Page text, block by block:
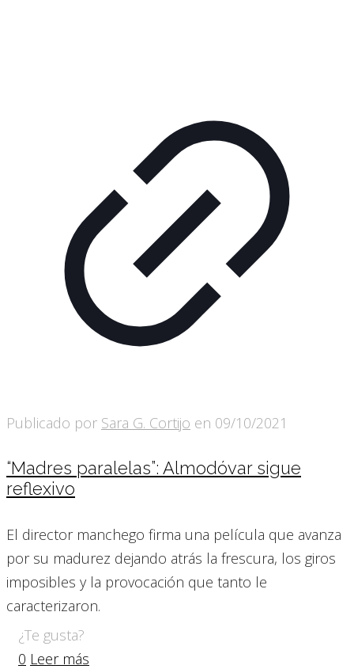
Publicado por Sara G. Cortijo en 09/10/2021
“Madres paralelas”: Almodóvar sigue
reflexivo
El director manchego firma una película que avanza
por su madurez dejando atrás la frescura, los giros
imposibles y la provocación que tanto le
caracterizaron.
¿Te gusta?
0 Leer más